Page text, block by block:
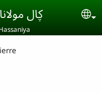
Gal Moulane ڮال مولانا